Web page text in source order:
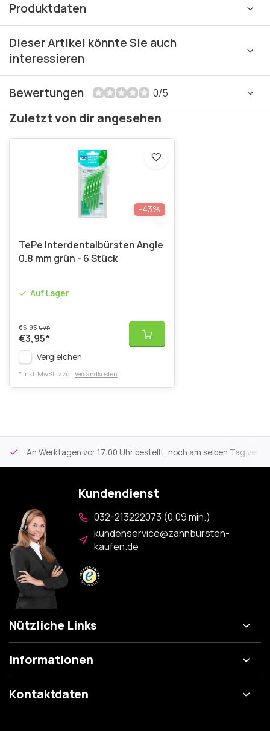
Produktdaten
Dieser Artikel könnte Sie auch
interessieren
Bewertungen 0/5
Zuletzt von dir angesehen
-43%
TePe Interdentalbürsten Angle
0.8 mm grün - 6 Stück
Auf Lager
€6,95UVP
€3,95*
Vergleichen
* Inkl. MwSt. zzgl. Versandkosten
An Werktagen vor 17:00 Uhr bestellt, noch am selben Tag
Kundendienst
032-213222073 (0,09 min.)
kundenservice@zahnbürsten-
kaufen.de
Nützliche Links
Informationen
Kontaktdaten